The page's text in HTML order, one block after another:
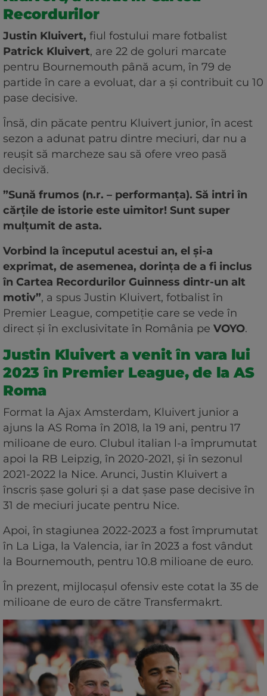
Recordurilor
Justin Kluivert, fiul fostului mare fotbalist
Patrick Kluivert, are 22 de goluri marcate
pentru Bournemouth până acum, în 79 de
partide în care a evoluat, dar a și contribuit cu 10
pase decisive.
Însă, din păcate pentru Kluivert junior, în acest
sezon a adunat patru dintre meciuri, dar nu a
reușit să marcheze sau să ofere vreo pasă
decisivă.
”Sună frumos (n.r. – performanța). Să intri în
cărțile de istorie este uimitor! Sunt super
mulțumit de asta.
Vorbind la începutul acestui an, el și-a
exprimat, de asemenea, dorința de a fi inclus
în Cartea Recordurilor Guinness dintr-un alt
motiv”, a spus Justin Kluivert, fotbalist în
Premier League, competiție care se vede în
direct și în exclusivitate în România pe VOYO.
Justin Kluivert a venit în vara lui
2023 în Premier League, de la AS
Roma
Format la Ajax Amsterdam, Kluivert junior a
ajuns la AS Roma în 2018, la 19 ani, pentru 17
milioane de euro. Clubul italian l-a împrumutat
apoi la RB Leipzig, în 2020-2021, şi în sezonul
2021-2022 la Nice. Arunci, Justin Kluivert a
înscris şase goluri şi a dat şase pase decisive în
31 de meciuri jucate pentru Nice.
Apoi, în stagiunea 2022-2023 a fost împrumutat
în La Liga, la Valencia, iar în 2023 a fost vândut
la Bournemouth, pentru 10.8 milioane de euro.
În prezent, mijlocașul ofensiv este cotat la 35 de
milioane de euro de către Transfermakrt.